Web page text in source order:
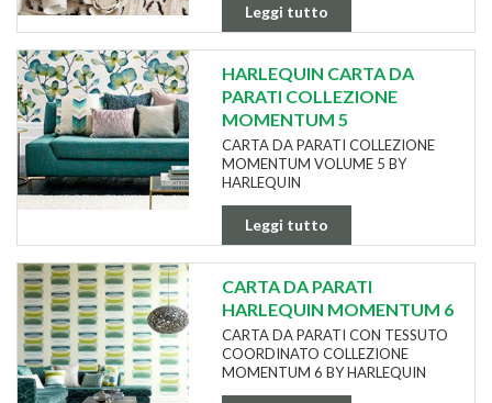
Leggi tutto
HARLEQUIN CARTA DA
PARATI COLLEZIONE
MOMENTUM 5
CARTA DA PARATI COLLEZIONE
MOMENTUM VOLUME 5 BY
HARLEQUIN
Leggi tutto
CARTA DA PARATI
HARLEQUIN MOMENTUM 6
CARTA DA PARATI CON TESSUTO
COORDINATO COLLEZIONE
MOMENTUM 6 BY HARLEQUIN